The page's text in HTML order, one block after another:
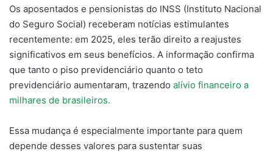
Os aposentados e pensionistas do INSS (Instituto Nacional
do Seguro Social) receberam notícias estimulantes
recentemente: em 2025, eles terão direito a reajustes
significativos em seus benefícios. A informação confirma
que tanto o piso previdenciário quanto o teto
previdenciário aumentaram, trazendo alívio financeiro a
milhares de brasileiros.
Essa mudança é especialmente importante para quem
depende desses valores para sustentar suas